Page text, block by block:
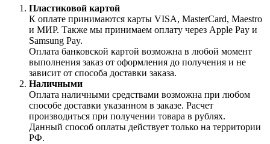
Пластиковой картой
К оплате принимаются карты VISA, MasterCard, Maestro
и МИР. Также мы принимаем оплату через Apple Pay и
Samsung Pay.
Оплата банковской картой возможна в любой момент
выполнения заказ от оформления до получения и не
зависит от способа доставки заказа.
Наличными
Оплата наличными средствами возможна при любом
способе доставки указанном в заказе. Расчет
производиться при получении товара в рублях.
Данный способ оплаты действует только на территории
РФ.